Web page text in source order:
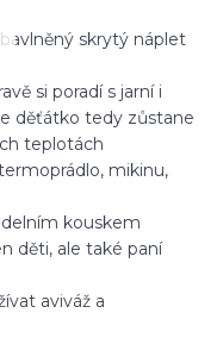
skrytý náplet
si poradí s jarní i
děťátko tedy zůstane
teplotách
mikinu,
kouskem
děti, ale také paní
aviváž a